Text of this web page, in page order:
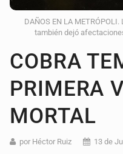
DAÑOS EN LA
también dejó
COBRA
PRIMERA
MORTAL
por Héctor Ruiz 13 de